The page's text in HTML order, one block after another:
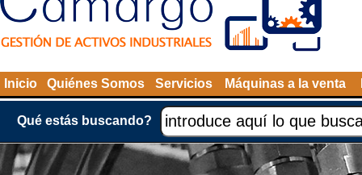
Inicio Quiénes Somos Servicios Máquinas a la venta
Qué estás buscando?